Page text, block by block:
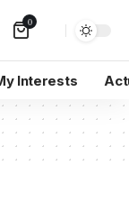
0
Interests